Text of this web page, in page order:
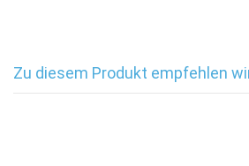
Zu diesem Produkt empfehlen